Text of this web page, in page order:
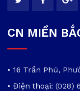
CN MIỀN
• 16 Trần Phú,
• Điện thoại: (028)